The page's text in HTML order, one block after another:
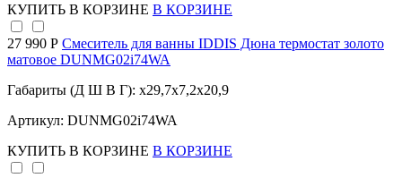
КУПИТЬ В КОРЗИНЕ В КОРЗИНЕ
27 990 Р Смеситель для ванны IDDIS Дюна термостат золото
матовое DUNMG02i74WA
Габариты (Д Ш В Г): x29,7x7,2x20,9
Артикул: DUNMG02i74WA
КУПИТЬ В КОРЗИНЕ В КОРЗИНЕ